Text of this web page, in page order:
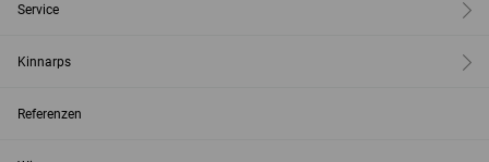
Service
Kinnarps
Referenzen